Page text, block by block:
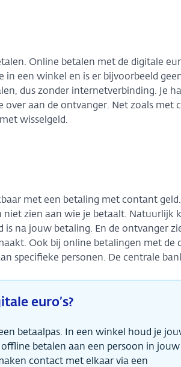
Online betalen met de digitale
een winkel en is er bijvoorbeeld
dus zonder internetverbinding. Je
over aan de ontvanger. Net zoals met
wisselgeld.
met een betaling met contant
zien aan wie je betaalt. Natuurlijk
na jouw betaling. En de ontvanger
Ook bij online betalingen met de
specifieke personen. De centrale
euro’s?
betaalpas. In een winkel houd je
betalen aan een persoon in
contact met elkaar via een